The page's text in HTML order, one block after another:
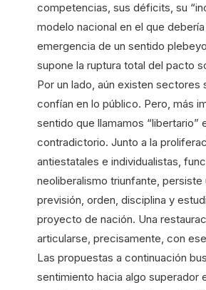
competencias, sus déficits, su
modelo nacional en el que
emergencia de un sentido
supone la ruptura total del pacto
Por un lado, aún existen sectores
confían en lo público. Pero, más
sentido que llamamos “libertario”
contradictorio. Junto a la
antiestatales e individualistas,
neoliberalismo triunfante, persiste
previsión, orden, disciplina y
proyecto de nación. Una
articularse, precisamente, con
Las propuestas a continuación
sentimiento hacia algo superador